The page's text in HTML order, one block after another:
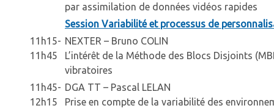
par assimilation de données vidéos rapides
Session Variabilité et processus de
11h15-
11h45
NEXTER – Bruno COLIN
L’intérêt de la Méthode des Blocs Disjoints
vibratoires
11h45-
12h15
DGA TT – Pascal LELAN
Prise en compte de la variabilité des